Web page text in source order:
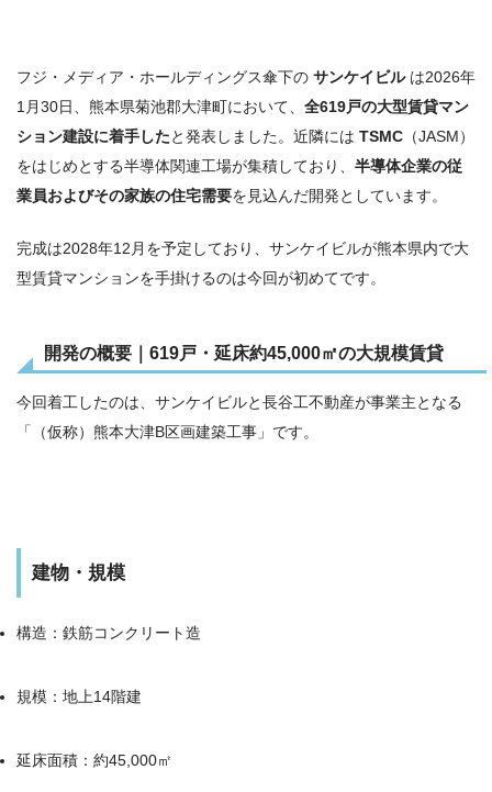
フジ・メディア・ホールディングス傘下の サンケイビルは2026年
1月30日、熊本県菊池郡大津町において、 全619戸の大型賃貸マン
ション建設に着手したと発表しました。近隣には TSMC （JASM）
をはじめとする半導体関連工場が集積しており、 半導体企業の従
業員およびその家族の住宅需要を見込んだ開発としています。
完成は2028年12月を予定しており、サンケイビルが熊本県内で大
型賃貸マンションを手掛けるのは今回が初めてです。
開発の概要｜619戸・延床約45,000㎡の大規模賃貸
今回着工したのは、サンケイビルと長谷工不動産が事業主となる
「（仮称）熊本大津B区画建築工事」です。
建物・規模
構造：鉄筋コンクリート造
規模：地上14階建
延床面積：約45,000㎡